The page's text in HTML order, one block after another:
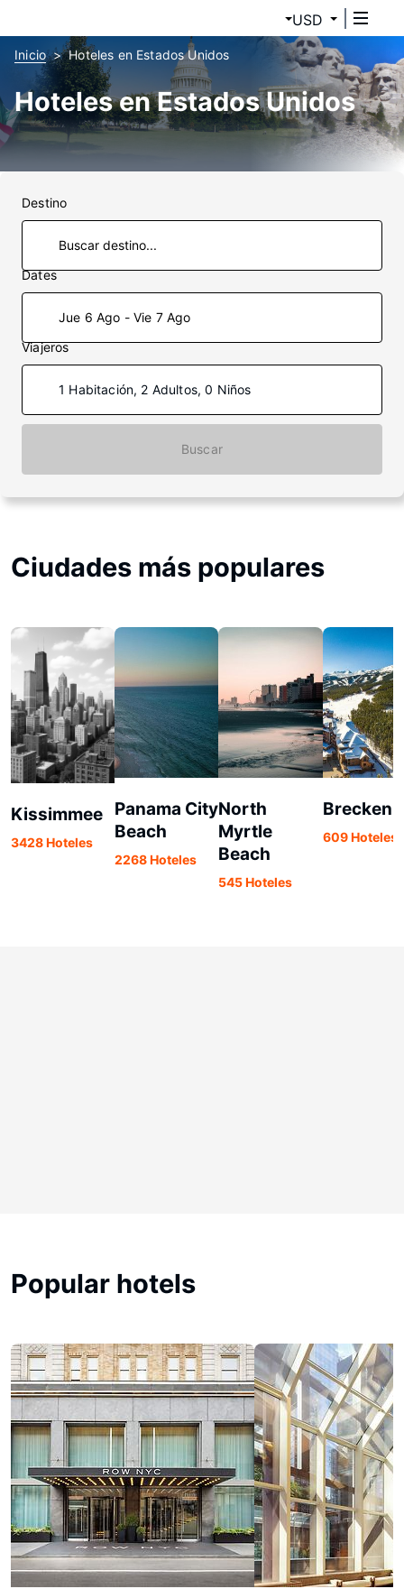
USD
Inicio Hoteles en Estados Unidos
Hoteles en Estados Unidos
Destino
Dates
Jue 6 Ago - Vie 7 Ago
Viajeros
1 Habitación, 2 Adultos, 0 Niños
Buscar
Ciudades más populares
Kissimmee
3428 Hoteles
Panama City
Beach
2268 Hoteles
North
Myrtle
Beach
545 Hoteles
609 Hoteles
Popular hotels